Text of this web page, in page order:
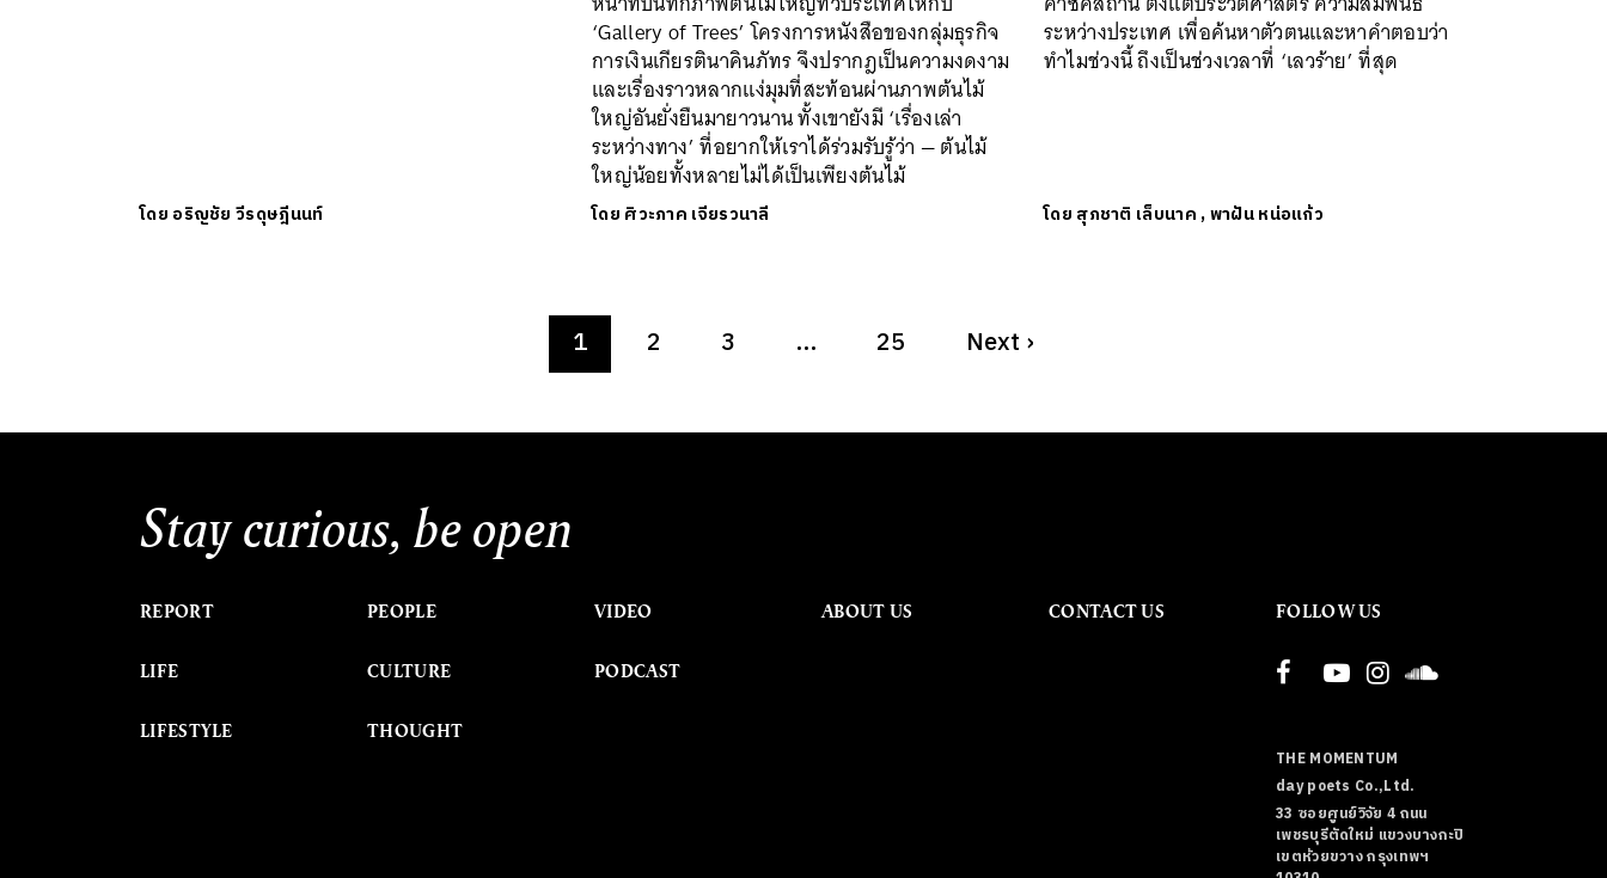
โดย อริญชัย วีรดุษฎีนนท์
‘Gallery of Trees’ โครงการหนังสือของกลุ่มธุรกิจ
การเงินเกียรตินาคินภัทร จึงปรากฎเป็นความงดงาม
และเรื่องราวหลากแง่มุมที่สะท้อนผ่านภาพต้นไม้
ใหญ่อันยั่งยืนมายาวนาน ทั้งเขายังมี ‘เรื่องเล่า
ระหว่างทาง’ ที่อยากให้เราได้ร่วมรับรู้ว่า — ต้นไม้
ใหญ่น้อยทั้งหลายไม่ได้เป็นเพียงต้นไม้
โดย ศิวะภาค เจียรวนาลี
ระหว่างประเทศ เพื่อค้นหาตัวตนและหาคำตอบว่า
ทำไมช่วงนี้ ถึงเป็นช่วงเวลาที่ ‘เลวร้าย’ ที่สุด
โดย สุภชาติ เล็บนาค,พาฝัน หน่อแก้ว
1 2 3 … 25 Next›
Stay curious, be open
REPORT
LIFE
LIFESTYLE
PEOPLE
CULTURE
THOUGHT
VIDEO
PODCAST
ABOUT US CONTACT US FOLLOW US
THE MOMENTUM
day poets Co.,Ltd.
33 ซอยศูนย์วิจัย 4 ถนน
เพชรบุรีตัดใหม่ แขวงบางกะปิ
เขตห้วยขวาง กรุงเทพฯ